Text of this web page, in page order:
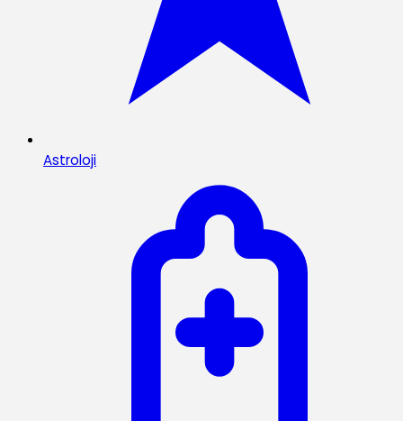
Astroloji